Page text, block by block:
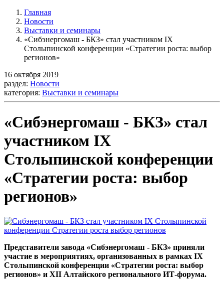
Главная
Новости
Выставки и семинары
«Сибэнергомаш - БКЗ» стал участником IX
Столыпинской конференции «Стратегии роста: выбор
регионов»
16 октября 2019
раздел: Новости
категория: Выставки и семинары
«Сибэнергомаш - БКЗ» стал
участником IX
Столыпинской конференции
«Стратегии роста: выбор
регионов»
Представители завода «Сибэнергомаш - БКЗ» приняли
участие в мероприятиях, организованных в рамках IX
Столыпинской конференции «Стратегии роста: выбор
регионов» и XII Алтайского регионального ИТ-форума.